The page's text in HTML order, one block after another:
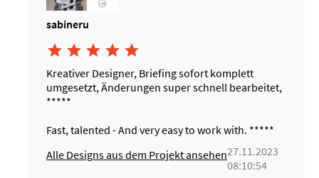
sabineru
    
Kreativer Designer, Briefing sofort komplett
umgesetzt, Änderungen super schnell bearbeitet,
*****
Fast, talented - And very easy to work with. *****
Alle Designs aus dem Projekt ansehen27.11.2023
08:10:54